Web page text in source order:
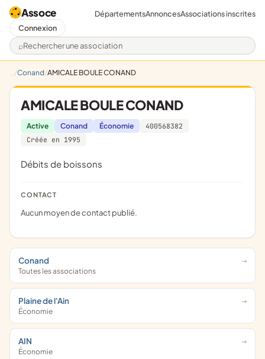
Assoce
Rechercher une association
DépartementsAnnoncesAssociations inscrites
Connexion
Conand AMICALE BOULE CONAND
AMICALE BOULE CONAND
Active Conand Économie
400568382
Créée en 1995
Débits de boissons
CONTACT
Aucun moyen de contact publié.
Conand
Toutes les associations
Plaine de l'Ain
Économie
AIN
Économie